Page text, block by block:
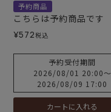
予約商品
こちらは予約商品です
¥572税込
予約受付期間
2026/08/01 20:00〜
2026/08/09 17:00
カートに入れる